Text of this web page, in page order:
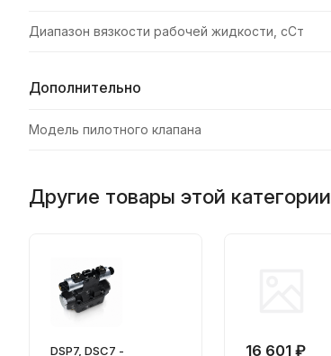
Диапазон вязкости рабочей жидкости, сСт
Дополнительно
Модель пилотного клапана
Другие товары этой категории
DSP7, DSC7 -
16 601 ₽